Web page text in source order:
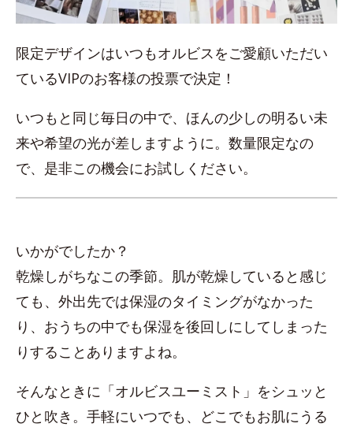
限定デザインはいつもオルビスをご愛顧いただい
ているVIPのお客様の投票で決定！
いつもと同じ毎日の中で、ほんの少しの明るい未
来や希望の光が差しますように。数量限定なの
で、是非この機会にお試しください。
いかがでしたか？
乾燥しがちなこの季節。肌が乾燥していると感じ
ても、外出先では保湿のタイミングがなかった
り、おうちの中でも保湿を後回しにしてしまった
りすることありますよね。
そんなときに「オルビスユーミスト」をシュッと
ひと吹き。手軽にいつでも、どこでもお肌にうる